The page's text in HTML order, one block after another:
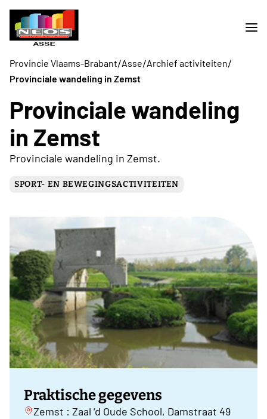
Provincie Vlaams-Brabant/Asse/Archief activiteiten/
Provinciale wandeling in Zemst
Provinciale wandeling
in Zemst
Provinciale wandeling in Zemst.
SPORT- EN BEWEGINGSACTIVITEITEN
Praktische gegevens
Zemst : Zaal ‘d Oude School, Damstraat 49